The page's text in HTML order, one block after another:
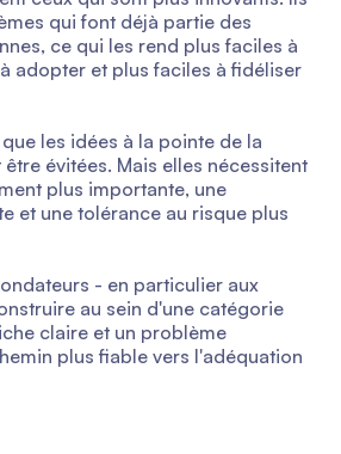
qui font déjà partie des
ce qui les rend plus faciles à
adopter et plus faciles à fidéliser
les idées à la pointe de la
évitées. Mais elles nécessitent
plus importante, une
et une tolérance au risque plus
- en particulier aux
au sein d'une catégorie
claire et un problème
plus fiable vers l'adéquation